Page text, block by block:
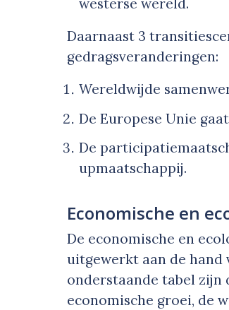
westerse wereld.
Daarnaast 3
gedragsveranderingen:
Wereldwijde
De Europese Unie
De
upmaatschappij.
Economische en
De economische en
uitgewerkt aan de hand
onderstaande tabel zijn
economische groei, de